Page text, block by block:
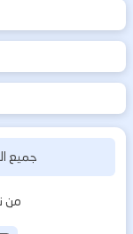
جميع
من